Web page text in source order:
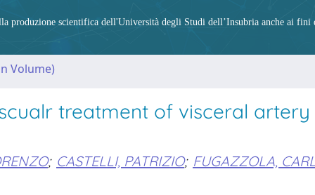
produzione scientifica dell'Università degli Studi dell’Insubria anche ai fini
Volume)
treatment of visceral artery
; CASTELLI, PATRIZIO; FUGAZZOLA,